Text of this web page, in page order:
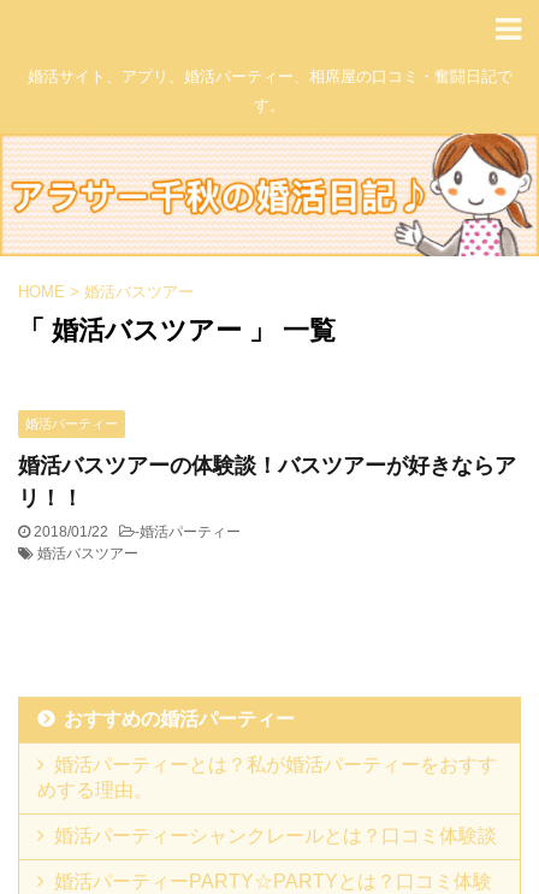
婚活サイト、アプリ、婚活パーティー、相席屋の口コミ・奮闘日記で
す。
HOME > 婚活バスツアー
「 婚活バスツアー 」 一覧
婚活パーティー
婚活バスツアーの体験談！バスツアーが好きならア
リ！！
2018/01/22 -婚活パーティー
婚活バスツアー
おすすめの婚活パーティー
婚活パーティーとは？私が婚活パーティーをおすす
めする理由。
婚活パーティーシャンクレールとは？口コミ体験談
婚活パーティーPARTY☆PARTYとは？口コミ体験